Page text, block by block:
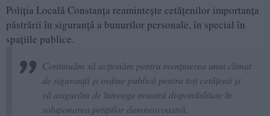
Poliția Locală Constanța reamintește cetățenilor importanța
păstrării în siguranță a bunurilor personale, în special în
spațiile publice.
Continuăm să acționăm pentru menținerea unui climat
de siguranță și ordine publică pentru toți cetățenii și
vă asigurăm de întreaga noastră disponibilitate în
soluționarea petițiilor dumneavoastră.